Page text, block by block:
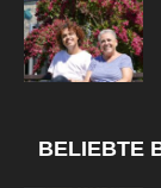
BELIEBTE